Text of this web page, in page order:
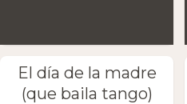
El día de la madre
(que baila tango)